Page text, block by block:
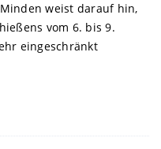
weist darauf hin,
vom 6. bis 9.
eingeschränkt